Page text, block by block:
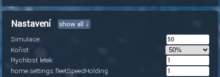
Nastavení
show all ↓
Simulace:
Kořist:
Rychlost letek:
home.settings.fleetSpeedHolding